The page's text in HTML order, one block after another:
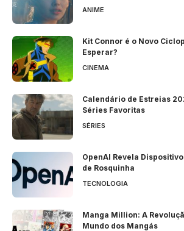
ANIME
Kit Connor é o Novo
Esperar?
CINEMA
Calendário de Estreias
Séries Favoritas
SÉRIES
OpenAI Revela
de Rosquinha
TECNOLOGIA
Manga Million: A
Mundo dos Mangás